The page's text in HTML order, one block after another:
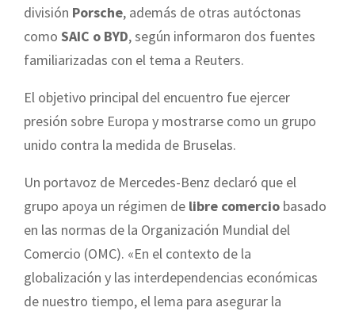
división Porsche, además de otras autóctonas
como SAIC o BYD, según informaron dos fuentes
familiarizadas con el tema a Reuters.
El objetivo principal del encuentro fue ejercer
presión sobre Europa y mostrarse como un grupo
unido contra la medida de Bruselas.
Un portavoz de Mercedes-Benz declaró que el
grupo apoya un régimen de libre comercio basado
en las normas de la Organización Mundial del
Comercio (OMC). «En el contexto de la
globalización y las interdependencias económicas
de nuestro tiempo, el lema para asegurar la